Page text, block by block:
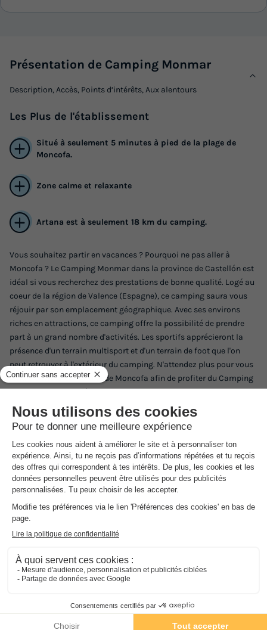
Présentation de Camping Monmar
Description, Accès, Points d’intérêts, Aux alentours
Les Plus de l'établissement
Situé à seulement 5 minutes à pied de la plage de
Moncofa.
Zone calme et relaxante
Artana est à seulement 18 km du camping.
Vous souhaitez partir en vacances ? Pourquoi ne pas aller à
Moncofa ? Le Camping Monmar dans la province de Castellón est
idéal si vous recherchez des prestations de bonne qualité. Logé au
coeur de la région de Valence (Espagne), ce camping saura vous
réjouir par son emplacement géographique. Avec ses environs
riches en attractions, ce camping offre la possibilité de prendre
part à un grand nombre d'activités. Les sportifs apprécieront la
présence d'un terrain multisport et d'un terrain de foot que l'on
peut retrouver à l'extérieur du camping. N'attendez plus pour vous
rendre dans la commune de Moncofa afin de profiter du Camping
Monmar, ses activités et ses alentours !
Bonà savoir
Informations utiles
Heures d'ouverture de la réception : 09:00 à 21:00 Concierge en
soirée de 21h00 à 09h00